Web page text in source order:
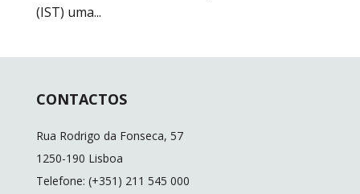
(IST) uma...
CONTACTOS
Rua Rodrigo da Fonseca, 57
1250-190 Lisboa
Telefone: (+351) 211 545 000